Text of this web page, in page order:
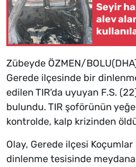
Seyir
alev
geldi
Zübeyde ÖZMEN/
Gerede ilçesinde bir
edilen TIR'da uyuyan F.S.
bulundu. TIR şoförünün
kontrolde, kalp krizinden
Olay, Gerede ilçesi
dinlenme tesisinde